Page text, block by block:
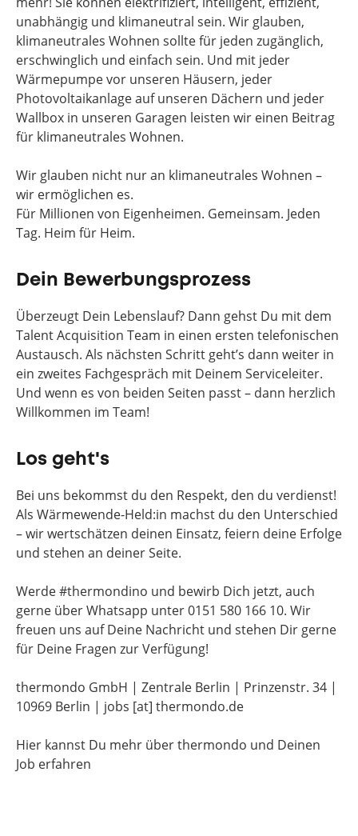
unabhängig und klimaneutral sein. Wir glauben,
klimaneutrales Wohnen sollte für jeden zugänglich,
erschwinglich und einfach sein. Und mit jeder
Wärmepumpe vor unseren Häusern, jeder
Photovoltaikanlage auf unseren Dächern und jeder
Wallbox in unseren Garagen leisten wir einen Beitrag
für klimaneutrales Wohnen.
Wir glauben nicht nur an klimaneutrales Wohnen –
wir ermöglichen es.
Für Millionen von Eigenheimen. Gemeinsam. Jeden
Tag. Heim für Heim.
Dein Bewerbungsprozess
Überzeugt Dein Lebenslauf? Dann gehst Du mit dem
Talent Acquisition Team in einen ersten telefonischen
Austausch. Als nächsten Schritt geht’s dann weiter in
ein zweites Fachgespräch mit Deinem Serviceleiter.
Und wenn es von beiden Seiten passt – dann herzlich
Willkommen im Team!
Los geht's
Bei uns bekommst du den Respekt, den du verdienst!
Als Wärmewende-Held:in machst du den Unterschied
– wir wertschätzen deinen Einsatz, feiern deine Erfolge
und stehen an deiner Seite.
Werde #thermondino und bewirb Dich jetzt, auch
gerne über Whatsapp unter 0151 580 166 10. Wir
freuen uns auf Deine Nachricht und stehen Dir gerne
für Deine Fragen zur Verfügung!
thermondo GmbH | Zentrale Berlin | Prinzenstr. 34 |
10969 Berlin | jobs [at] thermondo.de
Hier kannst Du mehr über thermondo und Deinen
Job erfahren